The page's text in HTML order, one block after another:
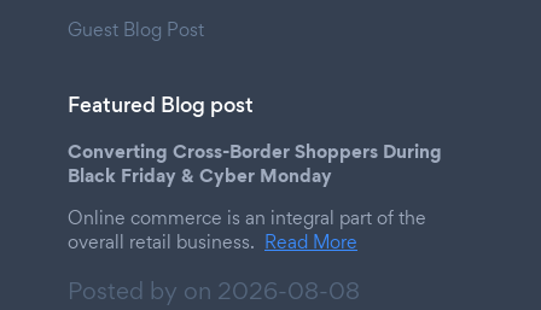
Guest Blog Post
Featured Blog post
Converting Cross-Border Shoppers During
Black Friday & Cyber Monday
Online commerce is an integral part of the
overall retail business. Read More
Posted by on 2026-08-08